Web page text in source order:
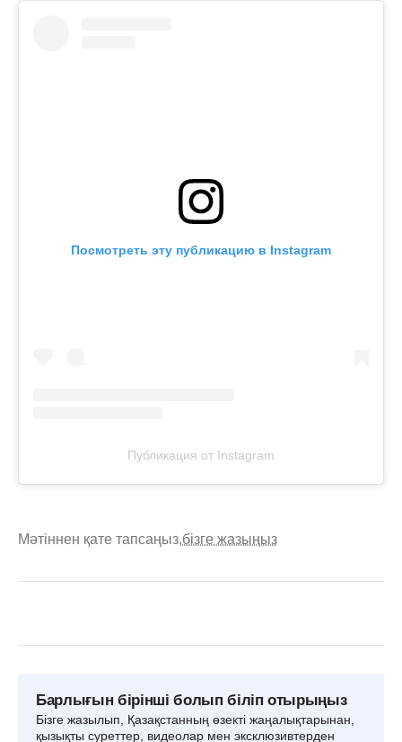
Посмотреть эту публикацию в Instagram
Публикация от Instagram
Мәтіннен қате тапсаңыз,бізге жазыңыз
Барлығын бірінші болып біліп отырыңыз
Бізге жазылып, Қазақстанның өзекті жаңалықтарынан,
қызықты суреттер, видеолар мен эксклюзивтерден